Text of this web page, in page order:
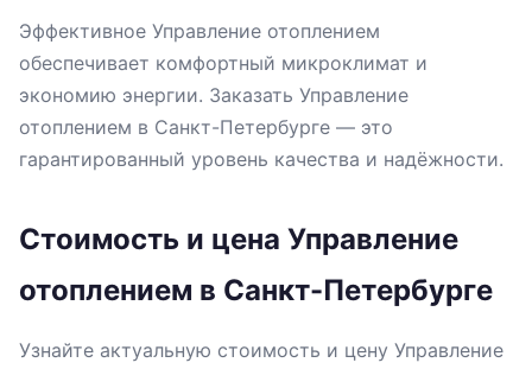
Эффективное Управление отоплением
обеспечивает комфортный микроклимат и
экономию энергии. Заказать Управление
отоплением в Санкт-Петербурге — это
гарантированный уровень качества и надёжности.
Стоимость и цена Управление
отоплением в Санкт-Петербурге
Узнайте актуальную стоимость и цену Управление